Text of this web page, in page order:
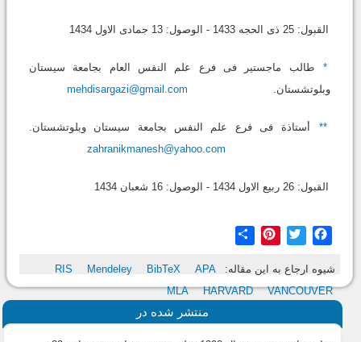
القبول: 25 ذی الحجه 1433 - الوصول: 13 جمادی الاول 1434
*
طالب ماجستیر فی فرع علم النفس العام بجامعة سیستان
وبلوتشستان.
mehdisargazi@gmail.com
**
أستاذة فی فرع علم النفس بجامعة سیستان وبلوتشستان.
zahranikmanesh@yahoo.com
القبول: 26 ربیع الاول 1434 - الوصول: 16 شعبان 1434
Facebook
Twitter
Pinterest
شیوه ارجاع به این مقاله: RIS Mendeley BibTeX
APA
MLA
HARVARD VANCOUVER
منتشر شده در